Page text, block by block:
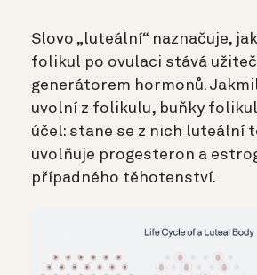
Slovo „luteální“ naznačuje,
folikul po ovulaci stává
generátorem hormonů.
uvolní z folikulu, buňky
účel: stane se z nich luteální
uvolňuje progesteron a
případného těhotenství.